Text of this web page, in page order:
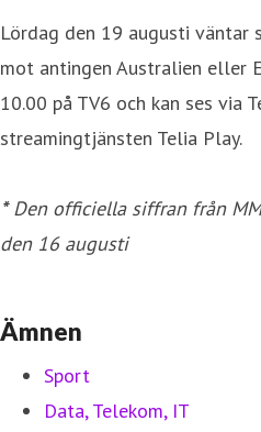
Lördag den 19 augusti väntar
mot antingen Australien eller
10.00 på TV6 och kan ses via
streamingtjänsten Telia Play.
* Den officiella siffran från
den 16 augusti
Ämnen
Sport
Data, Telekom, IT